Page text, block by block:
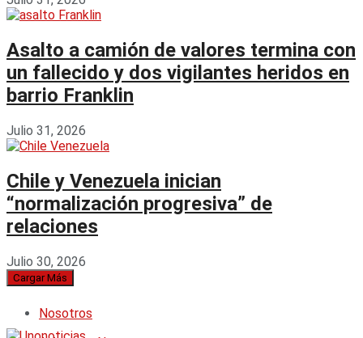
Asalto a camión de valores termina con
un fallecido y dos vigilantes heridos en
barrio Franklin
Julio 31, 2026
Chile y Venezuela inician
“normalización progresiva” de
relaciones
Julio 30, 2026
Cargar Más
Nosotros